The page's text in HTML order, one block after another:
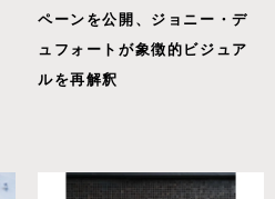
ペーンを公開、ジョニー・デ
ュフォートが象徴的ビジュア
ルを再解釈